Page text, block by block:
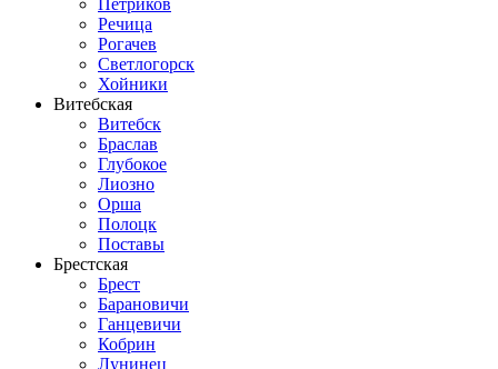
Речица
Рогачев
Светлогорск
Хойники
Витебская
Витебск
Браслав
Глубокое
Лиозно
Орша
Полоцк
Поставы
Брестская
Брест
Барановичи
Ганцевичи
Кобрин
Лунинец